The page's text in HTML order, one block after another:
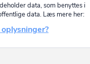
data, som benyttes i
data. Læs mere her: